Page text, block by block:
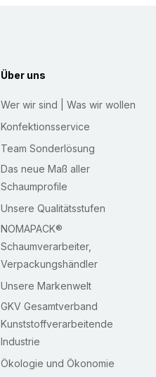
Über uns
Wer wir sind | Was wir wollen
Konfektionsservice
Team Sonderlösung
Das neue Maß aller
Schaumprofile
Unsere Qualitätsstufen
NOMAPACK®
Schaumverarbeiter,
Verpackungshändler
Unsere Markenwelt
GKV Gesamtverband
Kunststoffverarbeitende
Industrie
Ökologie und Ökonomie